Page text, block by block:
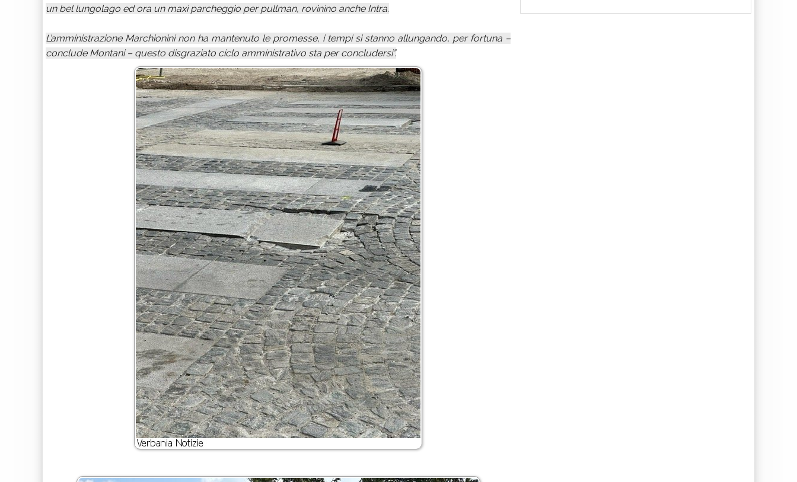
un bel lungolago ed ora un maxi parcheggio per pullman, rovinino anche Intra.
L’amministrazione Marchionini non ha mantenuto le promesse, i tempi si stanno allungando, per fortuna –
conclude Montani – questo disgraziato ciclo amministrativo sta per concludersi”.